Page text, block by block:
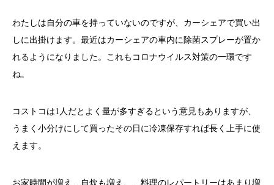
わたしは自分の車を持っていないのですが、カーシェアで買い出
しに出掛けます。最近はカーシェアの車内に除菌スプレーが置か
れるようになりました。これもコロナウイルス対策の一環です
ね。
コストコは1人だとよく量が多すぎるという意見もありますが、
うまく小分けにして買ったその日に冷凍保存すれば長く上手に使
えます。
お家時間が増え、自炊も増え、…料理のレパートリーはあまり増